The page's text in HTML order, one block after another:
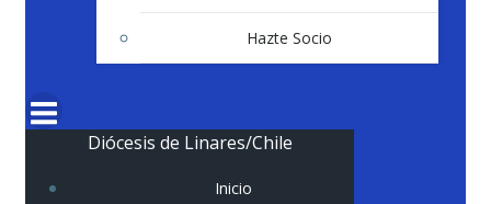
Hazte Socio
Diócesis de Linares/Chile
Inicio